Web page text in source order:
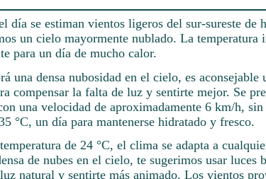
día se estiman vientos ligeros del sur-sureste de
un cielo mayormente nublado. La temperatura
para un día de mucho calor.
una densa nubosidad en el cielo, es aconsejable
compensar la falta de luz y sentirte mejor. Se
una velocidad de aproximadamente 6 km/h, sin
°C, un día para mantenerse hidratado y fresco.
de 24 °C, el clima se adapta a
de nubes en el cielo, te sugerimos usar luces
natural y sentirte más animado. Los vientos